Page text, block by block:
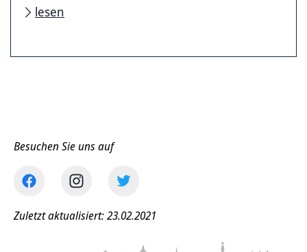
lesen
Besuchen Sie uns auf
Zuletzt aktualisiert: 23.02.2021